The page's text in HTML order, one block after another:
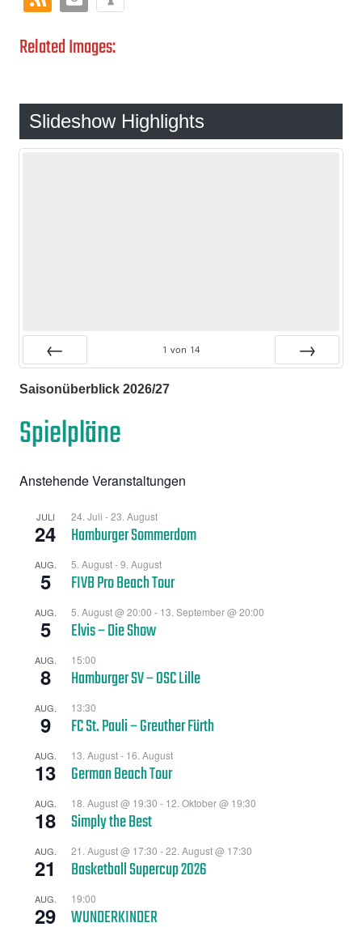
Related Images:
Slideshow Highlights
1 von 14
Saisonüberblick 2026/27
Spielpläne
Anstehende Veranstaltungen
JULI
24
24. Juli -23. August
Hamburger Sommerdom
AUG.
5
5. August-9. August
FIVB Pro Beach Tour
AUG.
5
5. August @ 20:00 - 13. September @ 20:00
Elvis – Die Show
AUG.
8
15:00
Hamburger SV – OSC Lille
AUG.
9
13:30
FC St. Pauli – Greuther Fürth
AUG.
13
13. August- 16. August
German Beach Tour
AUG.
18
18. August @ 19:30 - 12. Oktober @ 19:30
Simply the Best
AUG.
21
21. August @ 17:30 -22. August @ 17:30
Basketball Supercup 2026
AUG.
29
19:00
WUNDERKINDER